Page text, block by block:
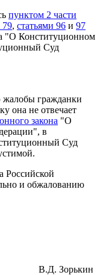
пунктом 2 части
79, статьями 96 и 97
"О Конституционном
Суд
жалобы гражданки
она не отвечает
закона "О
в
Суд
Российской
и обжалованию
В.Д. Зорькин